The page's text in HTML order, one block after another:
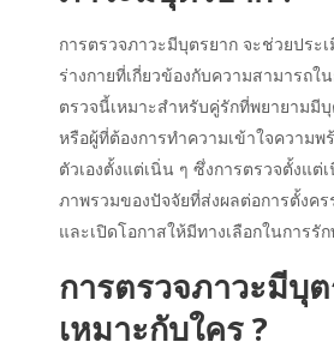
การตรวจภาวะมีบุตรยาก จะช่วยประ
ร่างกายที่เกี่ยวข้องกับความสามารถใ
ตรวจนี้เหมาะสำหรับคู่รักที่พยายามมีบุ
หรือผู้ที่ต้องการทำความเข้าใจความพ
ตัวเองตั้งแต่เนิ่น ๆ ซึ่งการตรวจตั้งแต่
ภาพรวมของปัจจัยที่ส่งผลต่อการตั้งคร
และเปิดโอกาสให้มีทางเลือกในการรั
การตรวจภาวะมีบุ
เหมาะกับใคร ?